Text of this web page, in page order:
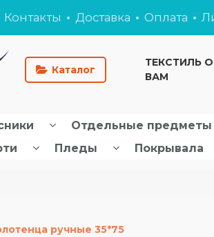
Контакты Доставка Оплата
ТЕКСТИЛЬ
ВАМ
Каталог
Отдельные предметы
Пледы Покрывала
ручные 35*75